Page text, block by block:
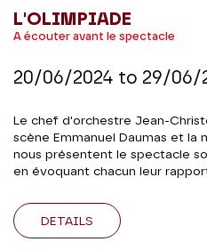
L'OLIMPIADE
A écouter avant le spectacle
20/06/2024 to 29/06/
Le chef d'orchestre Jean-
scène Emmanuel Daumas et la
nous présentent le spectacle
en évoquant chacun leur
DETAILS